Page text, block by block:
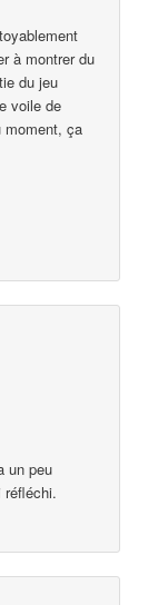
à montrer du
du jeu
voile de
moment, ça
un peu
réfléchi.